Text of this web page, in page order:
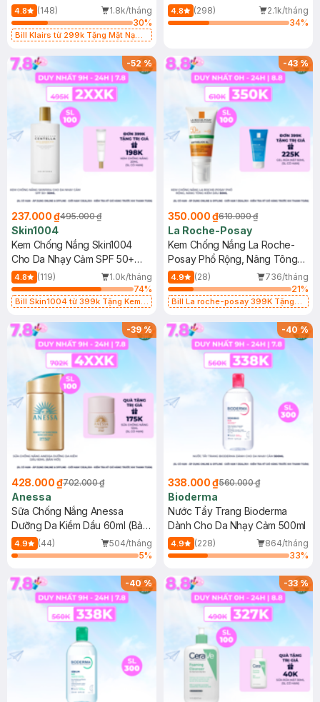
4.8 (148)
1.8k/tháng
30%
Bill Klairs từ 299k Tặng Mặt Nạ
25ml (SL Có Hạn)
400ml
4.8 (298)
2.1k/tháng
34%
-52%
237.000 ₫495.000 ₫
Skin1004
Kem Chống Nắng Skin1004
Cho Da Nhạy Cảm SPF 50+
50ml
4.8 (119)
1.0k/tháng
74%
Bill Skin1004 từ 399k Tặng Kem
SPF 50+ 20ml (SL Có Hạn)
-43%
350.000 ₫610.000 ₫
La Roche-Posay
Kem Chống Nắng La Roche-
Posay Phổ Rộng, Nâng Tông
Kiềm Dầu 50ml
4.9 (28)
736/tháng
21%
Bill La roche-posay 399K Tặng
(SL có hạn)
-39%
428.000 ₫702.000 ₫
Anessa
Sữa Chống Nắng Anessa
Dưỡng Da Kiềm Dầu 60ml (Bản
Mới)
4.9 (44)
504/tháng
5%
-40%
338.000 ₫560.000 ₫
Bioderma
Nước Tẩy Trang Bioderma
Dành Cho Da Nhạy Cảm 500ml
4.9 (228)
864/tháng
33%
-40% -33%